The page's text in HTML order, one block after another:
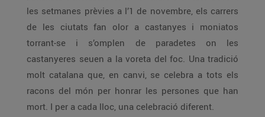
les setmanes prèvies a l’1 de novembre, els carrers
de les ciutats fan olor a castanyes i moniatos
torrant-se i s’omplen de paradetes on les
castanyeres seuen a la voreta del foc. Una tradició
molt catalana que, en canvi, se celebra a tots els
racons del món per honrar les persones que han
mort. I per a cada lloc, una celebració diferent.